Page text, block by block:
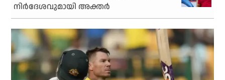
നിര്‍ദേശവുമായി അക്തര്‍